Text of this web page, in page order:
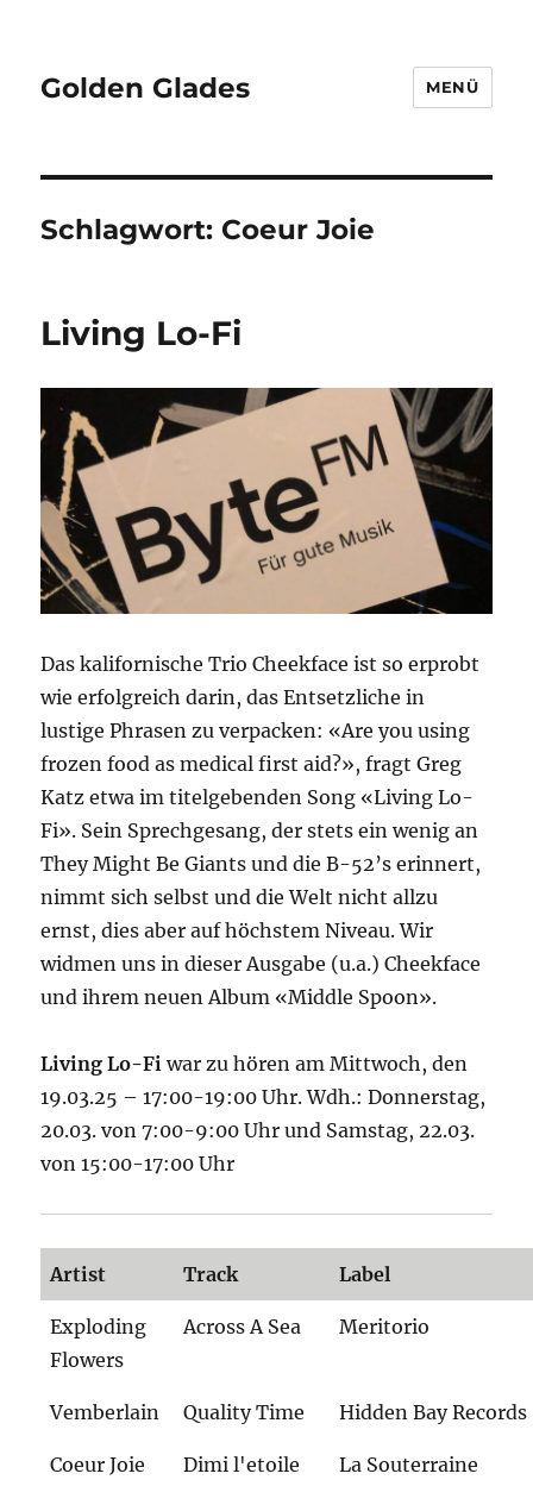
Golden Glades MENÜ
Schlagwort: Coeur Joie
Living Lo-Fi
Das kalifornische Trio Cheekface ist so erprobt
wie erfolgreich darin, das Entsetzliche in
lustige Phrasen zu verpacken: «Are you using
frozen food as medical first aid?», fragt Greg
Katz etwa im titelgebenden Song «Living Lo-
Fi». Sein Sprechgesang, der stets ein wenig an
They Might Be Giants und die B-52’s erinnert,
nimmt sich selbst und die Welt nicht allzu
ernst, dies aber auf höchstem Niveau. Wir
widmen uns in dieser Ausgabe (u.a.) Cheekface
und ihrem neuen Album «Middle Spoon».
Living Lo-Fiwar zu hören am Mittwoch, den
19.03.25 – 17:00-19:00 Uhr. Wdh.: Donnerstag,
20.03. von 7:00-9:00 Uhr und Samstag, 22.03.
von 15:00-17:00 Uhr
Artist Track Label
Exploding
Flowers
Across A Sea Meritorio
Vemberlain Quality Time Hidden Bay Records
Coeur Joie Dimi l'etoile La Souterraine